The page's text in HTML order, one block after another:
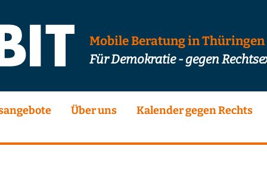
Mobile Beratung in Thüringen
Für Demokratie - gegen
Über uns Kalender gegen Rechts